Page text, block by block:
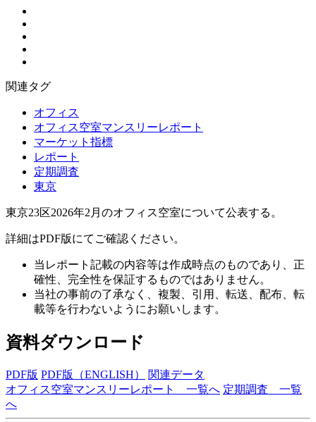
関連タグ
オフィス
オフィス空室マンスリーレポート
マーケット指標
レポート
定期調査
東京
東京23区2026年2月のオフィス空室について公表する。
詳細はPDF版にてご確認ください。
当レポート記載の内容等は作成時点のものであり、正
確性、完全性を保証するものではありません。
当社の事前の了承なく、複製、引用、転送、配布、転
載等を行わないようにお願いします。
資料ダウンロード
PDF版 PDF版（ENGLISH）
関連データ
オフィス空室マンスリーレポート 一覧へ 定期調査 一覧
へ